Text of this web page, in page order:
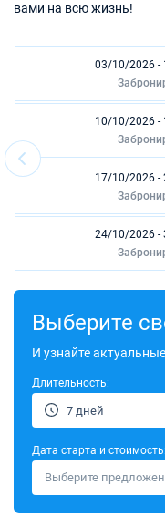
вами на всю жизнь!
03/10/2026 -
10/10/2026 -
17/10/2026 -
24/10/2026 -
31/10/2026 -
07/11/2026 -
14/11/2026 -
21/11/2026 -
Выберите
И узнайте
Длительность:
7 дней
Дата старта и стоимость:
Выберите